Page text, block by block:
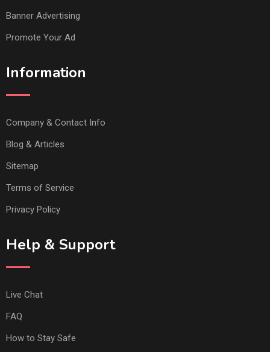
Banner Advertising
Promote Your Ad
Information
Company & Contact Info
Blog & Articles
Sitemap
Terms of Service
Privacy Policy
Help & Support
Live Chat
FAQ
How to Stay Safe